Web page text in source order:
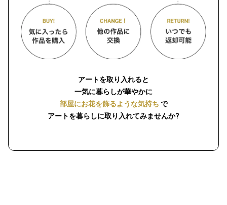
アートを取り入れると
一気に暮らしが華やかに
部屋にお花を飾るような気持ち で
アートを暮らしに取り入れてみませんか?